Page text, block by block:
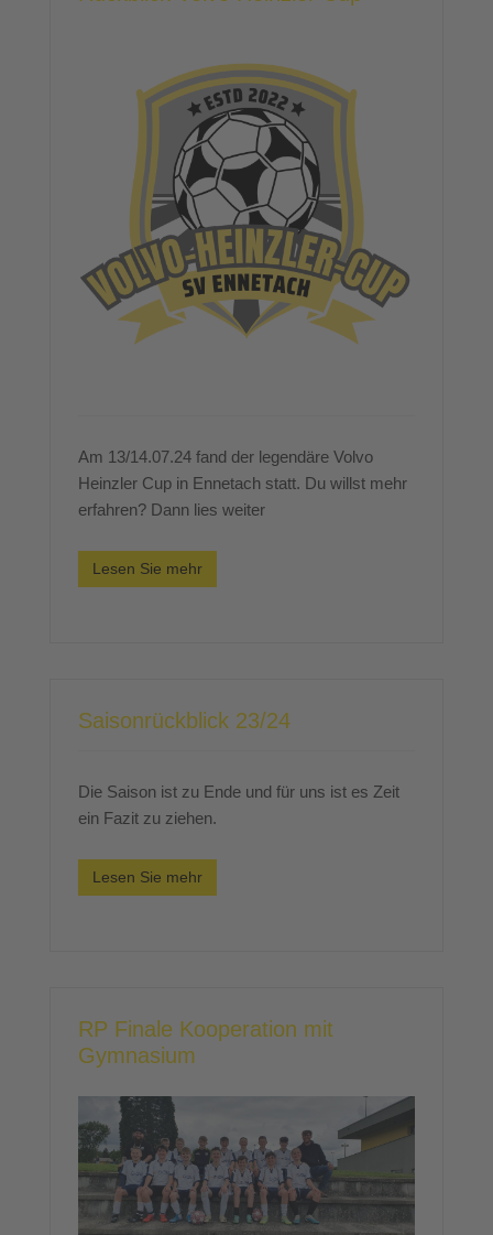
Am 13/14.07.24 fand der legendäre Volvo
Heinzler Cup in Ennetach statt. Du willst mehr
erfahren? Dann lies weiter
Lesen Sie mehr
Saisonrückblick 23/24
Die Saison ist zu Ende und für uns ist es Zeit
ein Fazit zu ziehen.
Lesen Sie mehr
RP Finale Kooperation mit
Gymnasium